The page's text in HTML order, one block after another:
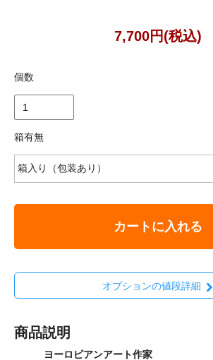
7,700円(税込)
個数
箱有無
カートに入れる
オプションの値段詳細
商品説明
ヨーロピアンアート作家